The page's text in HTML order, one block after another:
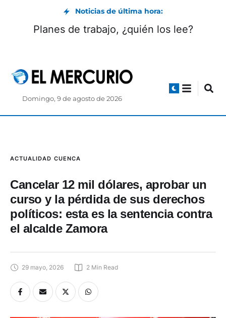
Noticias de última hora:
Planes de trabajo, ¿quién los lee?
Domingo, 9 de agosto de 2026
ACTUALIDAD CUENCA
Cancelar 12 mil dólares, aprobar un
curso y la pérdida de sus derechos
políticos: esta es la sentencia contra
el alcalde Zamora
29 mayo, 2026 2 Min Read